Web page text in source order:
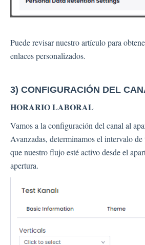
Puede revisar nuestro artículo para
enlaces personalizados.
3) CONFIGURACIÓN DEL
HORARIO LABORAL
Vamos a la configuración del canal al
Avanzadas, determinamos el intervalo
que nuestro flujo esté activo desde el
apertura.